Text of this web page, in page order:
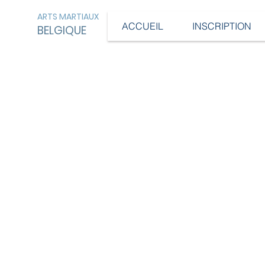
ARTS MARTIAUX
BELGIQUE ACCUEIL INSCRIPTION